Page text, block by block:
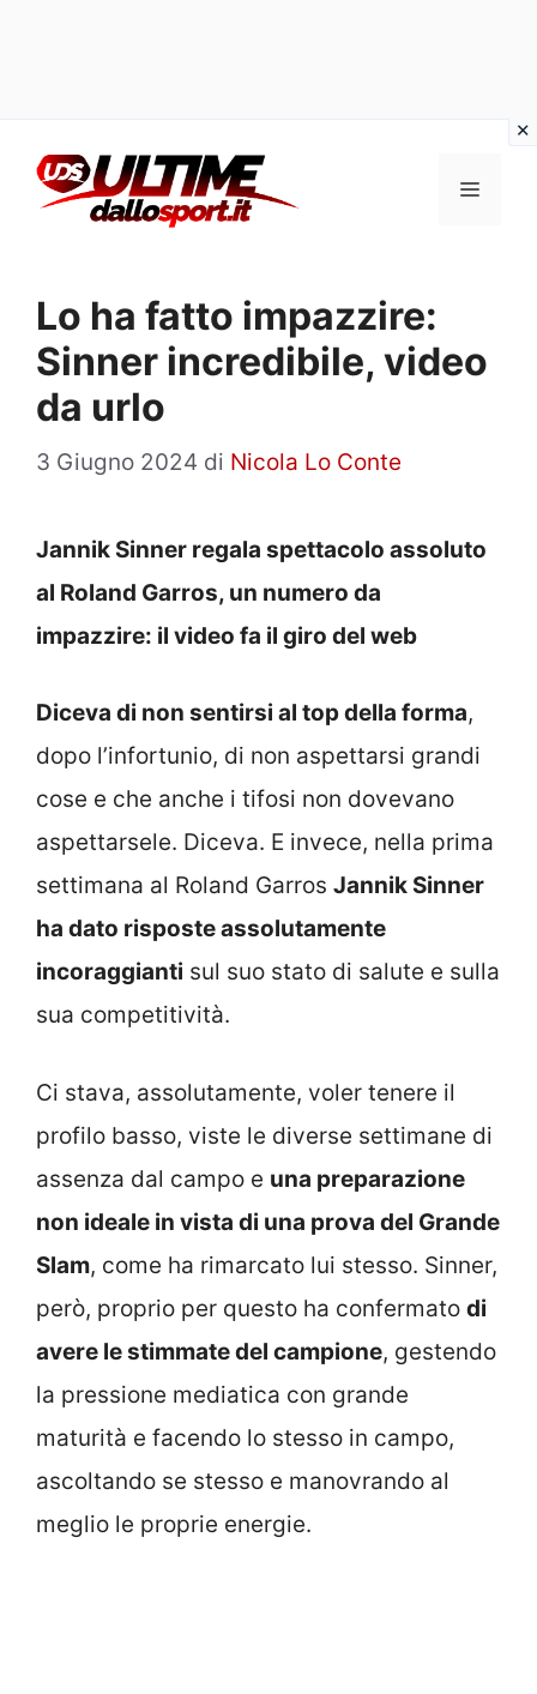
contenuto
Menu
Lo ha fatto impazzire:
Sinner incredibile, video
da urlo
3 Giugno 2024 di Nicola Lo Conte
Jannik Sinner regala spettacolo assoluto
al Roland Garros, un numero da
impazzire: il video fa il giro del web
Diceva di non sentirsi al top della forma,
dopo l’infortunio, di non aspettarsi grandi
cose e che anche i tifosi non dovevano
aspettarsele. Diceva. E invece, nella prima
settimana al Roland Garros Jannik Sinner
ha dato risposte assolutamente
incoraggianti sul suo stato di salute e sulla
sua competitività.
Ci stava, assolutamente, voler tenere il
profilo basso, viste le diverse settimane di
assenza dal campo e una preparazione
non ideale in vista di una prova del Grande
Slam, come ha rimarcato lui stesso. Sinner,
però, proprio per questo ha confermato di
avere le stimmate del campione, gestendo
la pressione mediatica con grande
maturità e facendo lo stesso in campo,
ascoltando se stesso e manovrando al
meglio le proprie energie.